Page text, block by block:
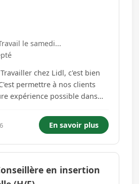
le samedi...
expérience possible dans
en pleine croissance
à profit ta polyvalence et ta
En savoir plus
en insertion